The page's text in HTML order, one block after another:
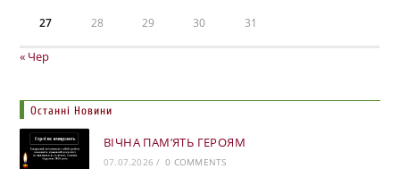
27 28 29 30 31
« Чер
Останні Новини
ВІЧНА ПАМ’ЯТЬ ГЕРОЯМ
07.07.2026 / 0 COMMENTS